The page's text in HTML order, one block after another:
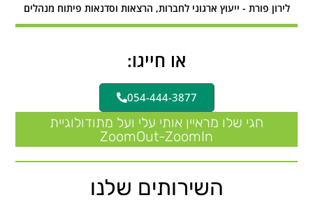
לירון פורת - ייעוץ ארגוני לחברות, הרצאות וסדנאות פיתוח מנהלים
או חייגו:
054-444-3877
חגי שלו מראיין אותי עלי ועל מתודולוגיית
ZoomOut-ZoomIn
השירותים שלנו